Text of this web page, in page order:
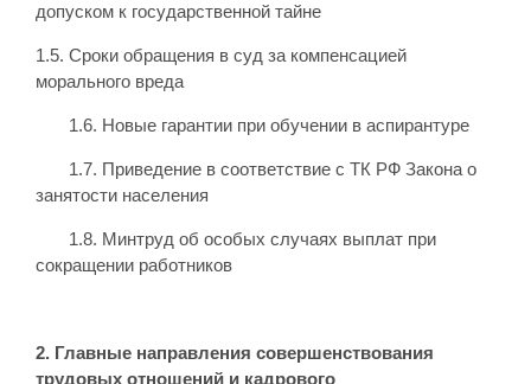
допуском к государственной тайне
1.5. Сроки обращения в суд за компенсацией
морального вреда
1.6. Новые гарантии при обучении в аспирантуре
1.7. Приведение в соответствие с ТК РФ Закона о
занятости населения
1.8. Минтруд об особых случаях выплат при
сокращении работников
2. Главные направления совершенствования
трудовых отношений и кадрового